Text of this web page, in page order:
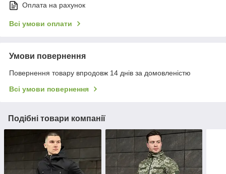
Оплата на рахунок
Всі умови оплати
Умови повернення
Повернення товару впродовж 14 днів за домовленістю
Всі умови повернення
Подібні товари компанії